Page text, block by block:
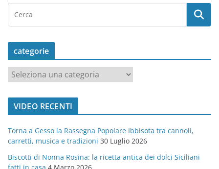
categorie
a
t
o
r
i
VIDEO RECENTI
Torna a Gesso la Rassegna Popolare Ibbisota tra cannoli,
carretti, musica e tradizioni 30 Luglio 2026
Biscotti di Nonna Rosina: la ricetta antica dei dolci Siciliani